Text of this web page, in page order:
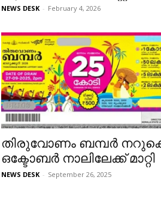
NEWS DESK - February 4, 2026
തിരുവോണം ബമ്പര്‍
ഒക്ടോബര്‍ നാലിലേക്ക് മാറ്റി
NEWS DESK - September 26, 2025